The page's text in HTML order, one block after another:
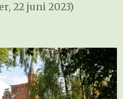
22 juni 2023)